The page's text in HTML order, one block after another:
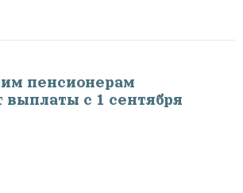
пенсионерам
выплаты с 1 сентября